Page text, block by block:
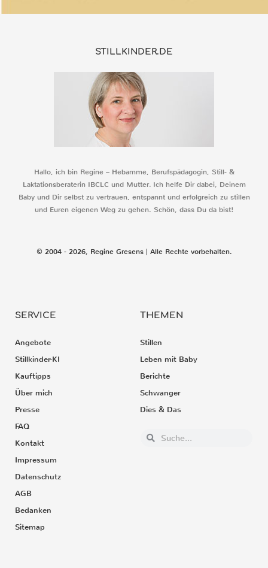
STILLKINDER.DE
Hallo, ich bin Regine – Hebamme, Berufspädagogin, Still- &
Laktationsberaterin IBCLC und Mutter. Ich helfe Dir dabei, Deinem
Baby und Dir selbst zu vertrauen, entspannt und erfolgreich zu stillen
und Euren eigenen Weg zu gehen. Schön, dass Du da bist!
© 2004 - 2026, Regine Gresens | Alle Rechte vorbehalten.
SERVICE
Angebote
Stillkinder-KI
Kauftipps
Über mich
Presse
FAQ
Kontakt
Impressum
Datenschutz
AGB
Bedanken
Sitemap
THEMEN
Stillen
Leben mit Baby
Berichte
Schwanger
Dies & Das